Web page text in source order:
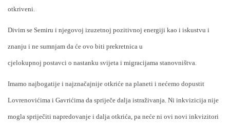
otkriveni.
Divim se Semiru i njegovoj izuzetnoj pozitivnoj energiji kao i iskustvu i
znanju i ne sumnjam da će ovo biti prekretnica u
cjelokupnoj postavci o nastanku svijeta i migracijama stanovništva.
Imamo najbogatije i najznačajnije otkriće na planeti i nećemo dopustit
Lovrenovićima i Gavrićima da spriječe dalja istraživanja. Ni inkvizicija nije
mogla spriječiti napredovanje i dalja otkrića, pa neće ni ovi novi inkvizitori